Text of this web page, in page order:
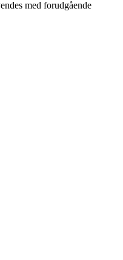
med forudgående